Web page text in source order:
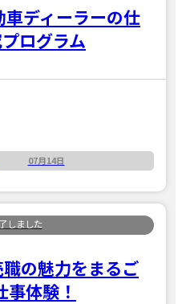
車ディーラーの仕
ログラム
07月14日
職の魅力をまるご
体験！